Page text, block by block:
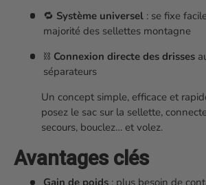
🔁 Système universel: se fixe
majorité des sellettes montagne
⛓️ Connexion directe des drisses
séparateurs
Un concept simple, efficace et
posez le sac sur la sellette,
secours, bouclez… et volez.
Avantages clés